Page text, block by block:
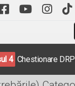
4 Chestionare